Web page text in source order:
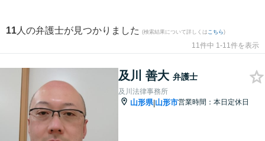
11 人の弁護士が見つかりました (検索結果について詳しくは こちら)
11件中 1-11件を表示
及川 善大 弁護士
及川法律事務所
山形県|山形市営業時間：本日定休日